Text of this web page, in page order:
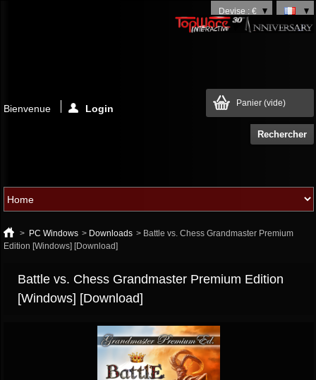
Devise : €
Panier (vide)
Bienvenue Login
> PC Windows > Downloads > Battle vs. Chess Grandmaster Premium
Edition [Windows] [Download]
Battle vs. Chess Grandmaster Premium Edition
[Windows] [Download]